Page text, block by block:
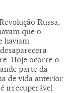
Russa,
que o
haviam
Hoje ocorre o
parte da
de vida anterior
irrecuperável